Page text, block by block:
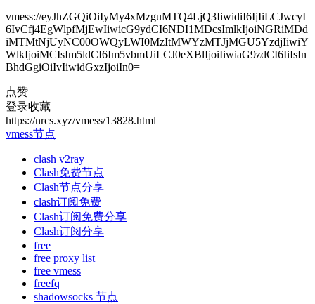
vmess://eyJhZGQiOiIyMy4xMzguMTQ4LjQ3IiwidiI6IjIiLCJwcyI
6IvCfj4EgWlpfMjEwIiwicG9ydCI6NDI1MDcsImlkIjoiNGRiMDd
iMTMtNjUyNC00OWQyLWI0MzItMWYzMTJjMGU5YzdjIiwiY
WlkIjoiMCIsIm5ldCI6Im5vbmUiLCJ0eXBlIjoiIiwiaG9zdCI6IiIsIn
BhdGgiOiIvIiwidGxzIjoiIn0=
点赞
登录收藏
https://nrcs.xyz/vmess/13828.html
vmess节点
clash v2ray
Clash免费节点
Clash节点分享
clash订阅免费
Clash订阅免费分享
Clash订阅分享
free
free proxy list
free vmess
freefq
shadowsocks 节点